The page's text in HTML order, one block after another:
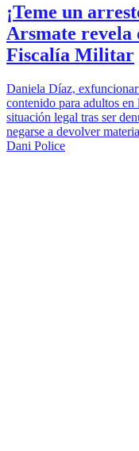
¡Teme un
Arsmate revela
Fiscalía Militar
Daniela Díaz,
contenido para adultos
situación legal tras ser
negarse a devolver
Dani Police